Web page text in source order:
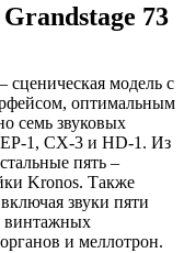
73
модель с
оптимальным
семь звуковых
1, CX-3 и HD-1. Из
пять –
Kronos. Также
звуки пяти
винтажных
и меллотрон.